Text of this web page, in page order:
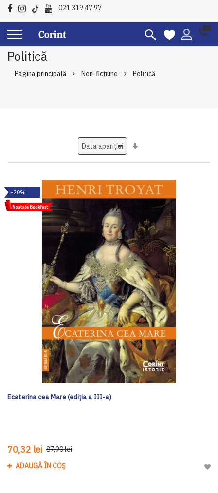
021 319 47 97
Politică
Pagina principală Non-ficțiune Politică
-20%
Ecaterina cea Mare (ediția a III-a)
70,32 lei 87,90 lei
ADAUGĂ ÎN COȘ